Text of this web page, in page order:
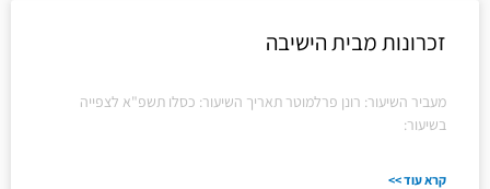
זכרונות מבית הישיבה
מעביר השיעור: רונן פרלמוטר תאריך השיעור: כסלו תשפ"א לצפייה
בשיעור:
קרא עוד >>